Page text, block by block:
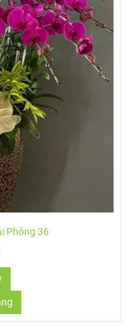
Phòng 37